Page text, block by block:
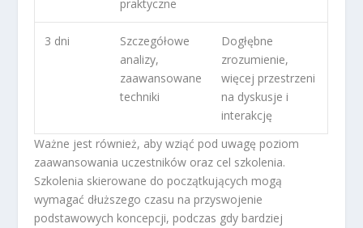
praktyczne
3 dni
Szczegółowe
analizy,
zaawansowane
techniki
Dogłębne
zrozumienie,
więcej przestrzeni
na dyskusje i
interakcję
Ważne jest również, aby wziąć pod uwagę poziom
zaawansowania uczestników oraz cel szkolenia.
Szkolenia skierowane do początkujących mogą
wymagać dłuższego czasu na przyswojenie
podstawowych koncepcji, podczas gdy bardziej